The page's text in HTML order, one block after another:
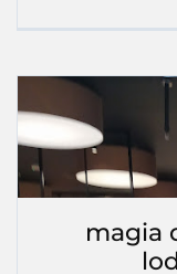
magia